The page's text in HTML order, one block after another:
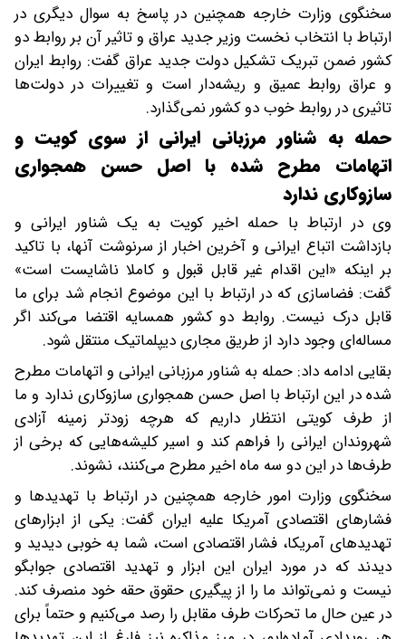
سخنگوی وزارت خارجه همچنین در پاسخ به سوال دیگری در
ارتباط با انتخاب نخست وزیر جدید عراق و تاثیر آن بر روابط دو
کشور ضمن تبریک تشکیل دولت جدید عراق گفت: روابط ایران
و عراق روابط عمیق و ریشه‌دار است و تغییرات در دولت‌ها
تاثیری در روابط خوب دو کشور نمی‌گذارد.
حمله به شناور مرزبانی ایرانی از سوی کویت و
اتهامات مطرح شده با اصل حسن همجواری
سازوکاری ندارد
وی در ارتباط با حمله اخیر کویت به یک شناور ایرانی و
بازداشت اتباع ایرانی و آخرین اخبار از سرنوشت آنها، با تاکید
بر اینکه «این اقدام غیر قابل قبول و کاملا ناشایست است»
گفت: فضاسازی که در ارتباط با این موضوع انجام شد برای ما
قابل درک نیست. روابط دو کشور همسایه اقتضا می‌کند اگر
مساله‌ای وجود دارد از طریق مجاری دیپلماتیک منتقل شود.
بقایی ادامه داد: حمله به شناور مرزبانی ایرانی و اتهامات مطرح
شده در این ارتباط با اصل حسن همجواری سازوکاری ندارد و ما
از طرف کویتی انتظار داریم که هرچه زودتر زمینه آزادی
شهروندان ایرانی را فراهم کند و اسیر کلیشه‌هایی که برخی از
طرف‌ها در این دو سه ماه اخیر مطرح می‌کنند، نشوند.
سخنگوی وزارت امور خارجه همچنین در ارتباط با تهدیدها و
فشارهای اقتصادی آمریکا علیه ایران گفت: یکی از ابزارهای
تهدیدهای آمریکا، فشار اقتصادی است، شما به خوبی دیدید و
دیدند که در مورد ایران این ابزار و تهدید اقتصادی جوابگو
نیست و نمی‌تواند ما را از پیگیری حقوق حقه خود منصرف کند.
در عین حال ما تحرکات طرف مقابل را رصد می‌کنیم و حتماً برای